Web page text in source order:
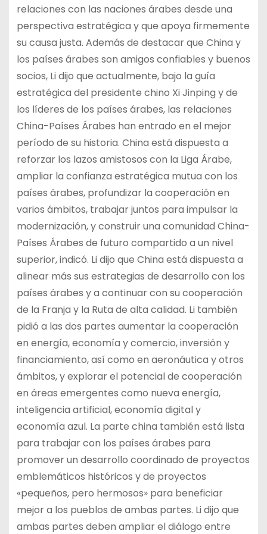
relaciones con las naciones árabes desde una
perspectiva estratégica y que apoya firmemente
su causa justa. Además de destacar que China y
los países árabes son amigos confiables y buenos
socios, Li dijo que actualmente, bajo la guía
estratégica del presidente chino Xi Jinping y de
los líderes de los países árabes, las relaciones
China-Países Árabes han entrado en el mejor
período de su historia. China está dispuesta a
reforzar los lazos amistosos con la Liga Árabe,
ampliar la confianza estratégica mutua con los
países árabes, profundizar la cooperación en
varios ámbitos, trabajar juntos para impulsar la
modernización, y construir una comunidad China-
Países Árabes de futuro compartido a un nivel
superior, indicó. Li dijo que China está dispuesta a
alinear más sus estrategias de desarrollo con los
países árabes y a continuar con su cooperación
de la Franja y la Ruta de alta calidad. Li también
pidió a las dos partes aumentar la cooperación
en energía, economía y comercio, inversión y
financiamiento, así como en aeronáutica y otros
ámbitos, y explorar el potencial de cooperación
en áreas emergentes como nueva energía,
inteligencia artificial, economía digital y
economía azul. La parte china también está lista
para trabajar con los países árabes para
promover un desarrollo coordinado de proyectos
emblemáticos históricos y de proyectos
«pequeños, pero hermosos» para beneficiar
mejor a los pueblos de ambas partes. Li dijo que
ambas partes deben ampliar el diálogo entre